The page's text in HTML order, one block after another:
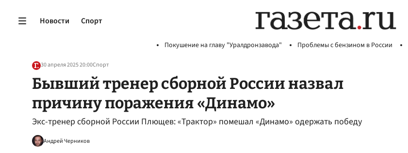
Новости Спорт
Покушение на главу "Уралдронзавода" Проблемы с бензином в России
30 апреля 2025 20:00Спорт
Бывший тренер сборной России назвал
причину поражения «Динамо»
Экс-тренер сборной России Плющев: «Трактор» помешал «Динамо» одержать победу
Андрей Черников